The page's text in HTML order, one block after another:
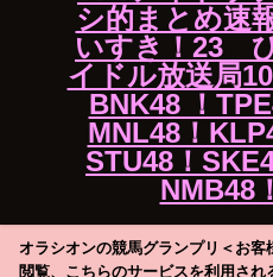
シ的まとめ速
いすき！23
イドル放送局
BNK48 ！
MNL48！
STU48！
NMB48
オラシオンの競馬グランプリ＜お客
閲覧、こちらのサービスを利用さ